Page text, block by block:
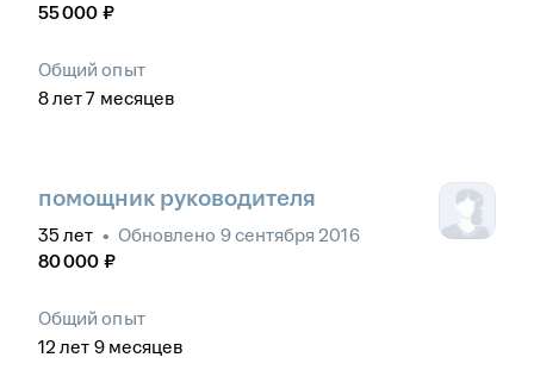
55 000 ₽
Общий опыт
8лет 7 месяцев
помощник руководителя
35 лет • Обновлено 9 сентября 2016
80 000 ₽
Общий опыт
12 лет 9 месяцев